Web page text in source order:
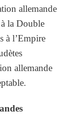
allemande
la Double
à l’Empire
allemande